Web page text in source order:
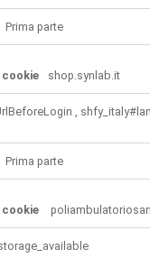
Prima parte
shop.synlab.it
,
Prima parte